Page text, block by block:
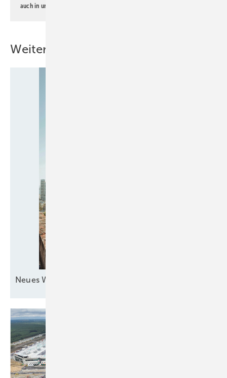
auch in unserer
Weitere Inhalte
Neues Windkraftquartett zur